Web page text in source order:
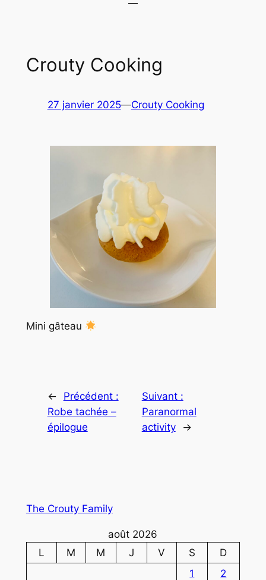
Crouty Cooking
27 janvier 2025—Crouty Cooking
Mini gâteau
←
Précédent :
Robe tachée –
épilogue
Suivant :
Paranormal
activity
→
The Crouty Family
août 2026
L
M M J V S
D
1
2